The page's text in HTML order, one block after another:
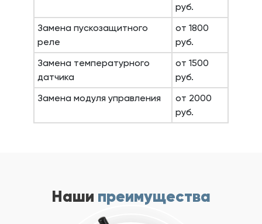
руб.
Замена пускозащитного
реле
от 1800
руб.
Замена температурного
датчика
от 1500
руб.
Замена модуля управления
от 2000
руб.
Наши преимущества